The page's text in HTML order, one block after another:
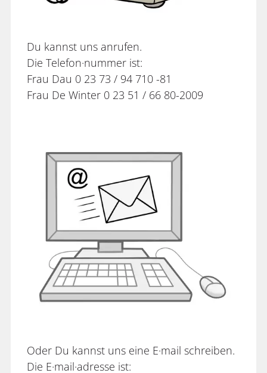
Du kannst uns anrufen.
Die Telefon·nummer ist:
Frau Dau 0 23 73 / 94 710 -81
Frau De Winter 0 23 51 / 66 80-2009
Oder Du kannst uns eine E·mail schreiben.
Die E·mail·adresse ist: